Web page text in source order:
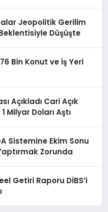
Jeopolitik Gerilim
Beklentisiyle Düşüşte
Bin Konut ve İş Yeri
Açıkladı Cari Açık
Milyar Doları Aştı
Sistemine Ekim Sonu
Zorunda
Getiri Raporu DİBS’i